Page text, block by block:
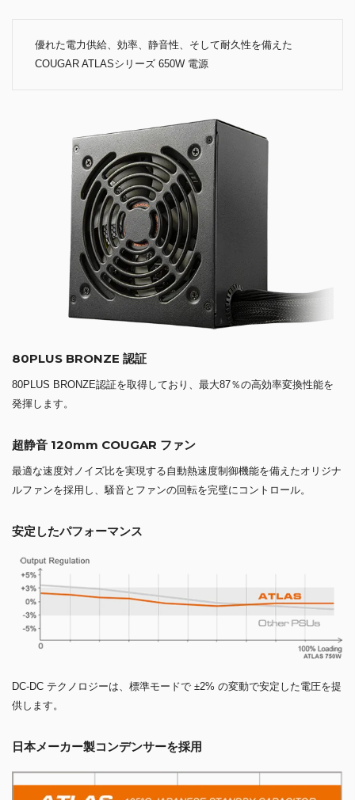
優れた電力供給、効率、静音性、そして耐久性を備えた
COUGAR ATLASシリーズ 650W 電源
80PLUS BRONZE 認証
80PLUS BRONZE認証を取得しており、最大87％の高効率変換性能を
発揮します。
超静音 120mm COUGAR ファン
最適な速度対ノイズ比を実現する自動熱速度制御機能を備えたオリジナ
ルファンを採用し、騒音とファンの回転を完璧にコントロール。
安定したパフォーマンス
DC-DC テクノロジーは、標準モードで ±2% の変動で安定した電圧を提
供します。
日本メーカー製コンデンサーを採用